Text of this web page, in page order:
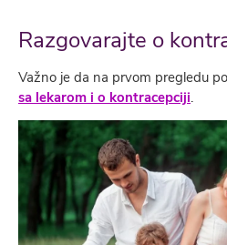
Razgovarajte o
Važno je da na prvom pregledu
sa lekarom i o kontracepciji.